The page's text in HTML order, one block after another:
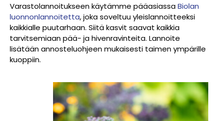
Varastolannoitukseen käytämme pääasiassaBiolan
luonnonlannoitetta, joka soveltuu yleislannoitteeksi
kaikkialle puutarhaan. Siitä kasvit saavat kaikkia
tarvitsemiaan pää- ja hivenravinteita. Lannoite
lisätään annosteluohjeen mukaisesti taimen ympärille
kuoppiin.